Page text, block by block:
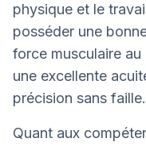
physique et le
posséder une
force musculaire
une excellente
précision sans faille.
Quant aux